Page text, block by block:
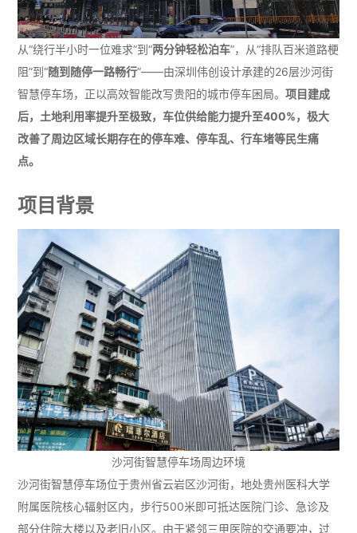
从“绕行半小时一位难求”到“两分钟轻松泊车”，从“排队百米道路梗
阻”到“随到随停一路畅行”——由深圳伟创设计承建的26层沙河街
智慧停车场，正以高效智能改写贵阳的城市停车困局。项目建成
后，土地利用率提升至极致，车位供给能力提升至400%，极大
改善了周边区域长期存在的停车难、停车乱、行车堵等民生痛
点。
项目背景
沙河街智慧停车场周边环境
沙河街智慧停车场位于贵州省云岩区沙河街，地处贵州医科大学
附属医院核心辐射区内，步行500米即可抵达医院门诊、急诊及
部分住院大楼以及老旧小区。由于紧邻三甲医院的交通要冲，过